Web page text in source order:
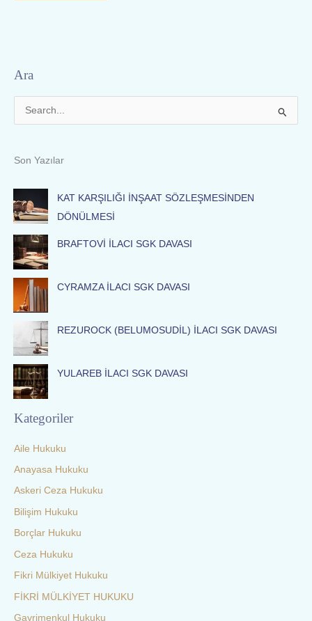
Ara
c
h
f
o
r
:
Son Yazılar
KAT KARŞILIĞI İNŞAAT SÖZLEŞMESİNDEN
DÖNÜLMESİ
BRAFTOVİ İLACI SGK DAVASI
CYRAMZA İLACI SGK DAVASI
REZUROCK (BELUMOSUDİL) İLACI SGK DAVASI
YULAREB İLACI SGK DAVASI
Kategoriler
Aile Hukuku
Anayasa Hukuku
Askeri Ceza Hukuku
Bilişim Hukuku
Borçlar Hukuku
Ceza Hukuku
Fikri Mülkiyet Hukuku
FİKRİ MÜLKİYET HUKUKU
Gayrimenkul Hukuku